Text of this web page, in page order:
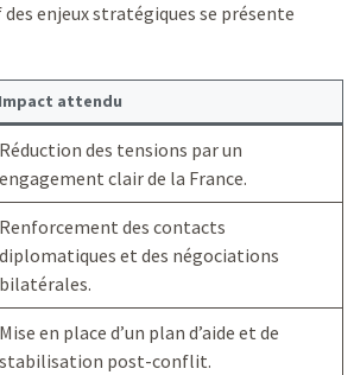
enjeux stratégiques se présente
Impact attendu
Réduction des tensions par un
engagement clair de la France.
Renforcement des contacts
diplomatiques et des négociations
bilatérales.
Mise en place d’un plan d’aide et de
stabilisation post-conflit.